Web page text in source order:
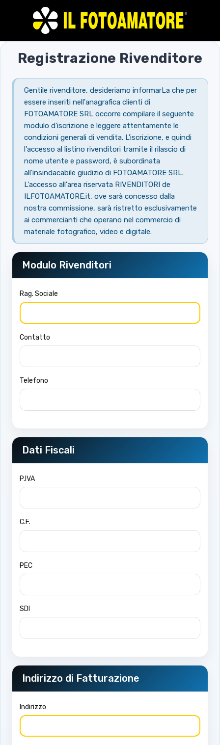
Registrazione Rivenditore
Gentile rivenditore, desideriamo informarLa che per
essere inseriti nell'anagrafica clienti di
FOTOAMATORE SRL occorre compilare il seguente
modulo d'iscrizione e leggere attentamente le
condizioni generali di vendita. L'iscrizione, e quindi
l'accesso al listino rivenditori tramite il rilascio di
nome utente e password, è subordinata
all'insindacabile giudizio di FOTOAMATORE SRL.
L'accesso all'area riservata RIVENDITORI de
ILFOTOAMATORE.it, ove sarà concesso dalla
nostra commissione, sarà ristretto esclusivamente
ai commercianti che operano nel commercio di
materiale fotografico, video e digitale.
Modulo Rivenditori
Rag. Sociale
Contatto
Telefono
Dati Fiscali
P.IVA
C.F.
PEC
SDI
Indirizzo di Fatturazione
Indirizzo